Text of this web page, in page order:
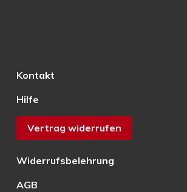
Kontakt
Hilfe
Vertrag widerrufen
Widerrufsbelehrung
AGB